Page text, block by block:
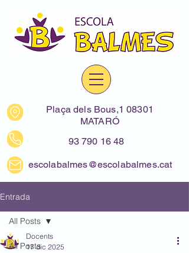
Plaça dels Bous,1 08301
MATARÓ
93 790 16 48
escolabalmes@escolabalmes.cat
Entrada
All Posts
All Posts
Docents
17 dic 2025